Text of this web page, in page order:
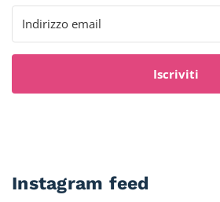
Iscriviti
Instagram feed